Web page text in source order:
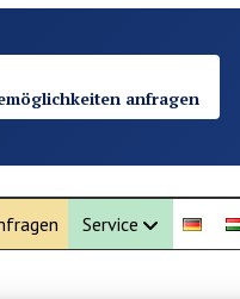
anfragen
Service